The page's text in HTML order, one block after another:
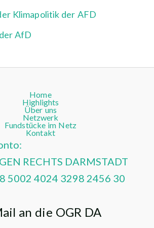
Klimapolitik der AFD
AfD
Home
Highlights
Über uns
Netzwerk
Fundstücke im Netz
Kontakt
RECHTS DARMSTADT
5002 4024 3298 2456 30
an die OGR DA